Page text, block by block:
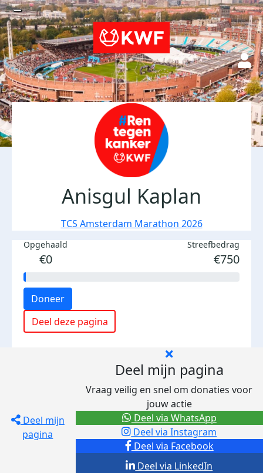
Anisgul Kaplan
TCS Amsterdam Marathon 2026
Opgehaald
€0
Streefbedrag
€750
Doneer
Deel deze pagina
Deel mijn
pagina
Deel mijn pagina
Vraag veilig en snel om donaties voor
jouw actie
Deel via Facebook
Deel via Instagram
Deel via LinkedIn
Deel via WhatsApp